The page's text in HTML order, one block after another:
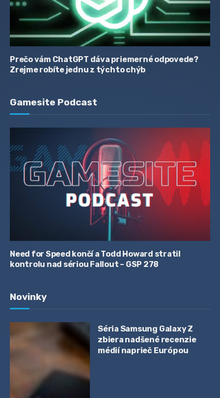
Prečo vám ChatGPT dáva priemerné odpovede?
Zrejme robíte jednu z týchto chýb
Gamesite Podcast
Need for Speed končí a Todd Howard stratil
kontrolu nad sériou Fallout – GSP 278
Novinky
Séria Samsung Galaxy Z
zbiera nadšené recenzie
médií naprieč Európou